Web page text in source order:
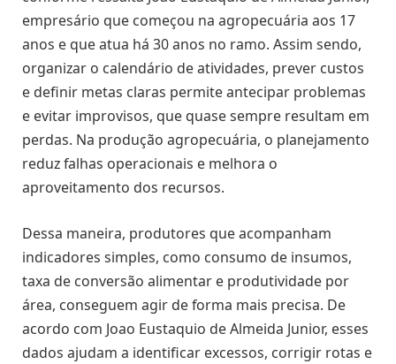
empresário que começou na agropecuária aos 17
anos e que atua há 30 anos no ramo. Assim sendo,
organizar o calendário de atividades, prever custos
e definir metas claras permite antecipar problemas
e evitar improvisos, que quase sempre resultam em
perdas. Na produção agropecuária, o planejamento
reduz falhas operacionais e melhora o
aproveitamento dos recursos.
Dessa maneira, produtores que acompanham
indicadores simples, como consumo de insumos,
taxa de conversão alimentar e produtividade por
área, conseguem agir de forma mais precisa. De
acordo com Joao Eustaquio de Almeida Junior, esses
dados ajudam a identificar excessos, corrigir rotas e